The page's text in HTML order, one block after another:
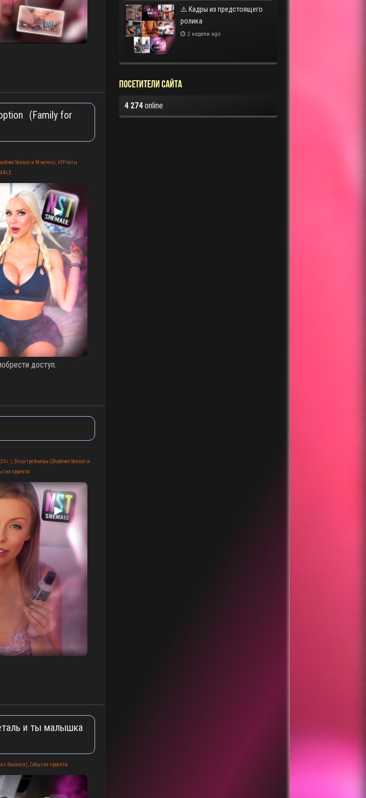
(Family for
Season и M-series) VIP-лоты
▶
доступ.
г.) Sissy-трейнеры (Shadows Season и
проекта
▶
и ты малышка
с баланса), События проекта
⚠️ Кадры из предстоящего
ролика
2 недели ago
Посетители сайта
4 274online